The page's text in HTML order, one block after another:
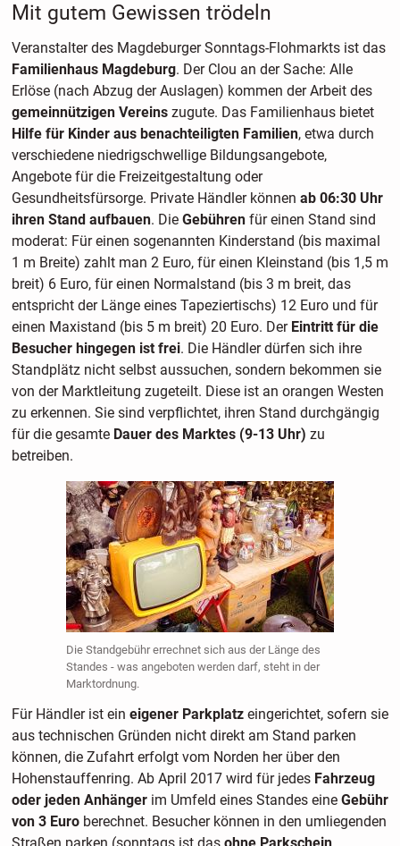
Mit gutem Gewissen trödeln
Veranstalter des Magdeburger Sonntags-Flohmarkts ist das
Familienhaus Magdeburg. Der Clou an der Sache: Alle
Erlöse (nach Abzug der Auslagen) kommen der Arbeit des
gemeinnützigen Vereinszugute. Das Familienhaus bietet
Hilfe für Kinder aus benachteiligten Familien, etwa durch
verschiedene niedrigschwellige Bildungsangebote,
Angebote für die Freizeitgestaltung oder
Gesundheitsfürsorge. Private Händler können ab 06:30 Uhr
ihren Stand aufbauen. Die Gebühren für einen Stand sind
moderat: Für einen sogenannten Kinderstand (bis maximal
1 m Breite) zahlt man 2 Euro, für einen Kleinstand (bis 1,5 m
breit) 6 Euro, für einen Normalstand (bis 3 m breit, das
entspricht der Länge eines Tapeziertischs) 12 Euro und für
einen Maxistand (bis 5 m breit) 20 Euro. Der Eintritt für die
Besucher hingegen ist frei. Die Händler dürfen sich ihre
Standplätz nicht selbst aussuchen, sondern bekommen sie
von der Marktleitung zugeteilt. Diese ist an orangen Westen
zu erkennen. Sie sind verpflichtet, ihren Stand durchgängig
für die gesamte Dauer des Marktes (9-13 Uhr) zu
betreiben.
Die Standgebühr errechnet sich aus der Länge des
Standes - was angeboten werden darf, steht in der
Marktordnung.
Für Händler ist ein eigener Parkplatzeingerichtet, sofern sie
aus technischen Gründen nicht direkt am Stand parken
können, die Zufahrt erfolgt vom Norden her über den
Hohenstauffenring. Ab April 2017 wird für jedes Fahrzeug
oder jeden Anhängerim Umfeld eines Standes eine Gebühr
von 3 Euroberechnet. Besucher können in den umliegenden